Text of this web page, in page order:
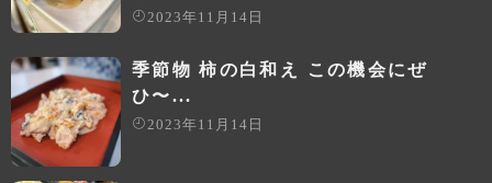
2023年11月14日
季節物 柿の白和え この機会にぜ
ひ〜...
2023年11月14日